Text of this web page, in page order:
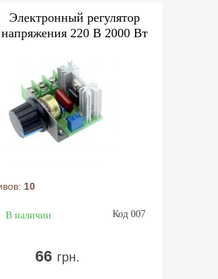
Электронный регулятор
напряжения 220 В 2000 Вт
10
В наличии Код 007
66 грн.